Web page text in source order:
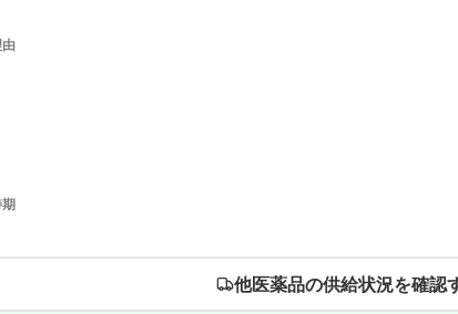
他医薬品の供給状況を確認